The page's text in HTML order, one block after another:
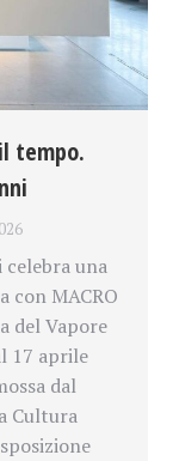
tempo.
una
MACRO
del Vapore
17 aprile
dal
Cultura